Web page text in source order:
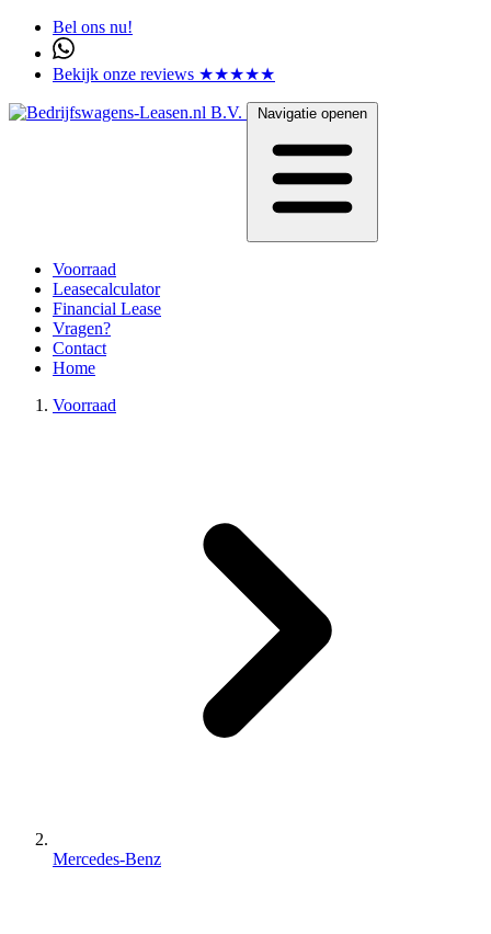
Bel ons nu!
Bekijk onze reviews ★★★★★
Navigatie openen
Voorraad
Leasecalculator
Financial Lease
Vragen?
Contact
Home
Voorraad
Mercedes-Benz